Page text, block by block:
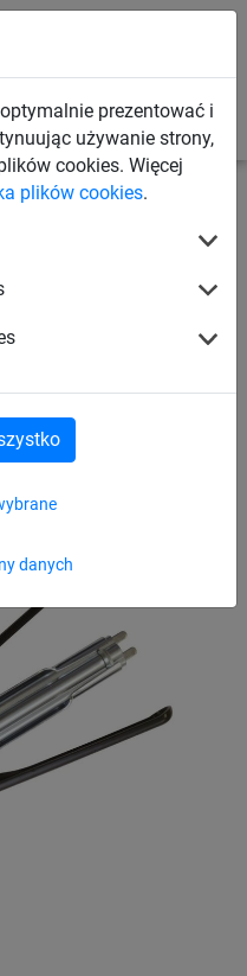
prezentować i
używanie strony,
cookies. Więcej
plików cookies.
danych